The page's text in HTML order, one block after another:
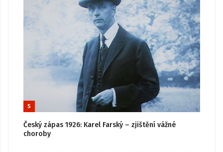
5
Český zápas 1926: Karel Farský – zjištění vážné
choroby